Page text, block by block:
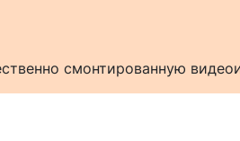
смонтированную